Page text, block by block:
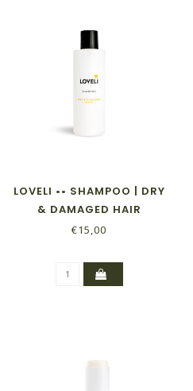
LOVELI •• SHAMPOO | DRY
& DAMAGED HAIR
€15,00